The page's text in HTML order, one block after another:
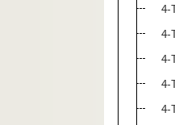
4-
4-
4-
4-
4-